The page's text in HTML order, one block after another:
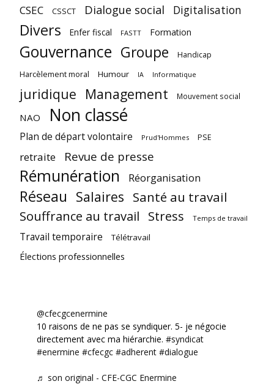
CSEC CSSCT Dialogue social Digitalisation
Divers Enfer fiscal FASTT Formation
Gouvernance Groupe Handicap
Harcèlement moral Humour IA Informatique
juridique Management Mouvement social
NAO Non classé
Plan de départ volontaire Prud'Hommes PSE
retraite Revue de presse
Rémunération Réorganisation
Réseau Salaires Santé au travail
Souffrance au travail Stress Temps de travail
Travail temporaire Télétravail
Élections professionnelles
@cfecgcenermine
10 raisons de ne pas se syndiquer. 5- je négocie
directement avec ma hiérarchie. #syndicat
#enermine #cfecgc #adherent #dialogue
♬ son original - CFE-CGC Enermine